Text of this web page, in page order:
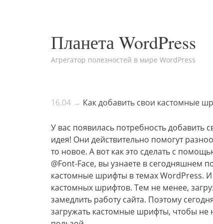
Планета WordPress
Агрегатор полезностей в мире WordPress
16.04 → Как добавить свои кастомные
У вас появилась потребность добавить
идея! Они действительно помогут
то новое. А вот как это сделать с
@Font-Face, вы узнаете в сегодняшнем
кастомные шрифты в темах WordPress.
кастомных шрифтов. Тем не менее,
замедлить работу сайта. Поэтому
загружать кастомные шрифты, чтобы не